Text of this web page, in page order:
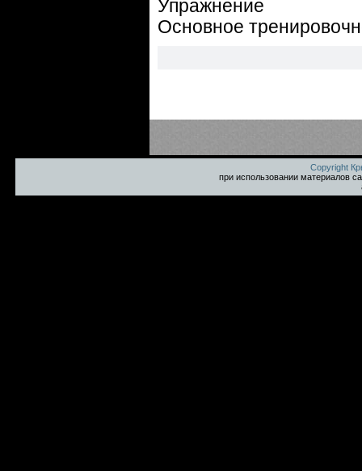
Упражнение
Основное
Copyright
при использовании материалов